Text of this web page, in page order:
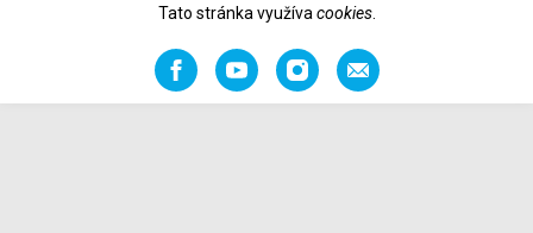
Tato stránka využíva cookies.
FacebookYouTubeInstagramOdporučiť